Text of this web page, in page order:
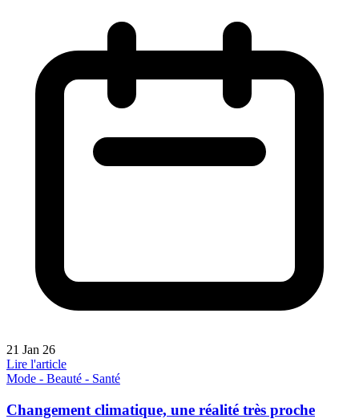
21 Jan 26
Lire l'article
Mode - Beauté - Santé
Changement climatique, une réalité très proche